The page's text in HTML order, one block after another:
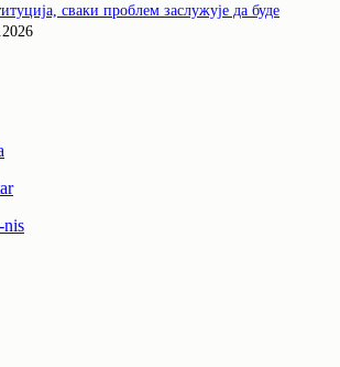
сваки проблем заслужује да буде